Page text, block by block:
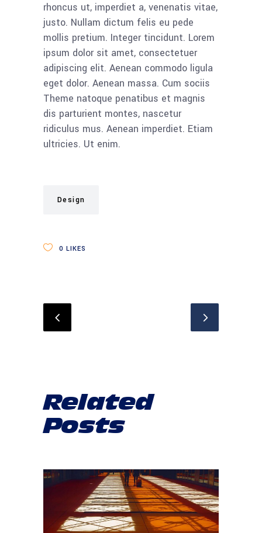
rhoncus ut, imperdiet a, venenatis vitae,
justo. Nullam dictum felis eu pede
mollis pretium. Integer tincidunt. Lorem
ipsum dolor sit amet, consectetuer
adipiscing elit. Aenean commodo ligula
eget dolor. Aenean massa. Cum sociis
Theme natoque penatibus et magnis
dis parturient montes, nascetur
ridiculus mus. Aenean imperdiet. Etiam
ultricies. Ut enim.
Design
0 LIKES
Related
Posts